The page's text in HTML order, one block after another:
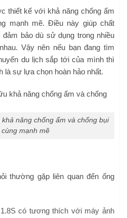
thiết kế với khả năng chống ẩm
mạnh mẽ. Điều này giúp chất
bảo dù sử dụng trong nhiều
Vậy nên nếu bạn đang tìm
du lịch sắp tới của mình thì
là sự lựa chọn hoàn hảo nhất.
năng chống ẩm và chống bụi
mạnh mẽ
thường gặp liên quan đến ống
có tương thích với máy ảnh